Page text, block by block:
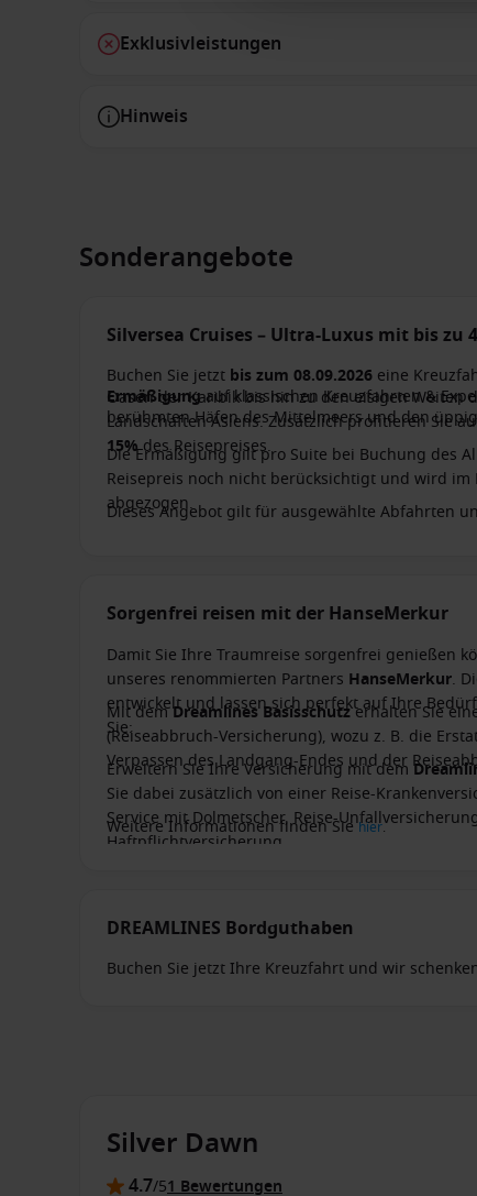
Exklusivleistungen
Hinweis
Sonderangebote
Silversea Cruises – Ultra-Luxus mit bis zu
Buchen Sie jetzt bis zum 08.09.2026 eine
Ermäßigungauf klassischen Kreuzfahrten &
berühmten Häfen des Mittelmeers und den
Oasen der Karibik bis hin zu den eisigen
Landschaften Asiens. Zusätzlich profitieren Sie
15%des Reisepreises.
Die Ermäßigung gilt pro Suite bei Buchung des
Reisepreis noch nicht berücksichtigt und wird
abgezogen.
Dieses Angebot gilt für ausgewählte Abfahrten
Sorgenfrei reisen mit der HanseMerkur
Damit Sie Ihre Traumreise sorgenfrei genießen
unseres renommierten Partners HanseMerkur.
entwickelt und lassen sich perfekt auf Ihre
Sie:
Mit demDreamlines Basisschutzerhalten Sie
(Reiseabbruch-Versicherung), wozu z. B. die
Verpassen des Landgang-Endes und der
Erweitern Sie Ihre Versicherung mit dem
Sie dabei zusätzlich von einer Reise-
Service mit Dolmetscher, Reise-
Haftpflichtversicherung.
Weitere Informationen finden Siehier.
DREAMLINES Bordguthaben
Buchen Sie jetzt Ihre Kreuzfahrt und wir
Silver Dawn
4.7/51 Bewertungen